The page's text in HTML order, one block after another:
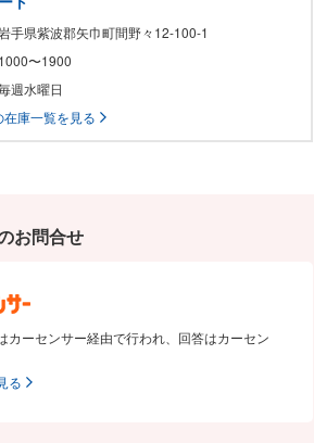
手県紫波郡矢巾町間野々12-100-1
〜1900
週水曜日
在庫一覧を見る
お問合せ
カーセンサー経由で行われ、回答はカーセン
る